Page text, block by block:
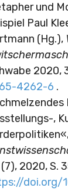
und
Paul
(Hg.),
2020,
4262-6 .
,
2020, S.
doi.org/